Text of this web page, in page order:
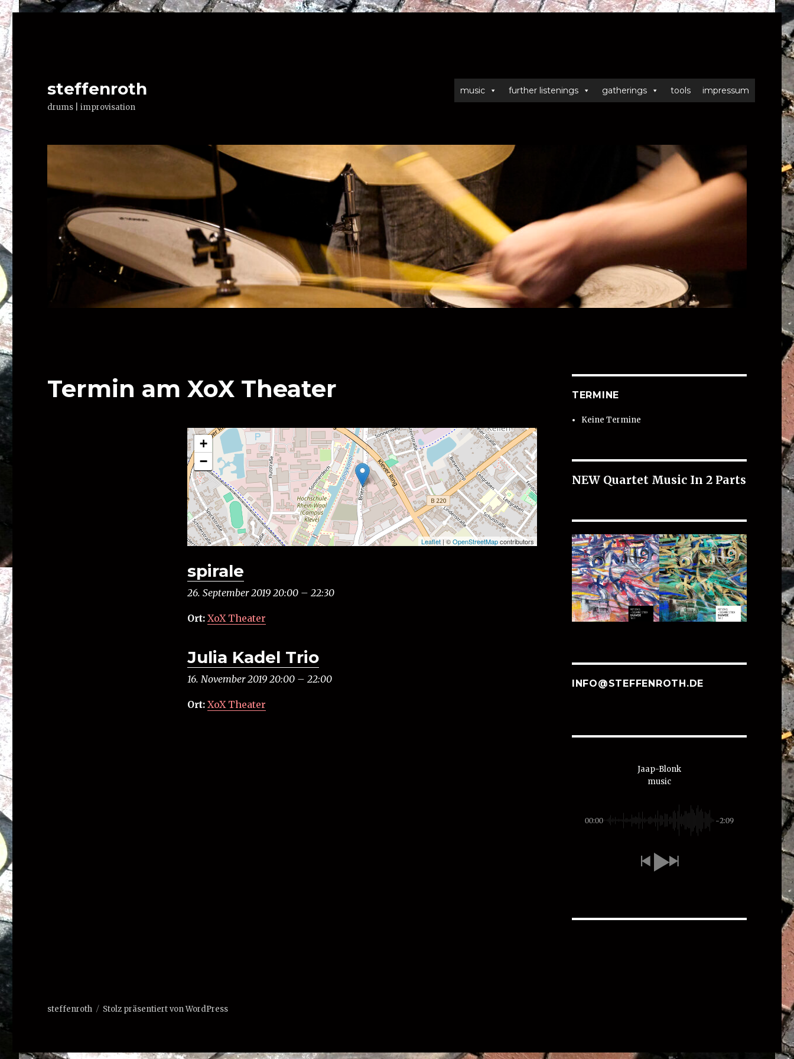
steffenroth
drums | improvisation
music further listenings gatherings tools impressum
Termin amXoX Theater
+
−
Leaflet| ©OpenStreetMapcontributors
spirale
26. September 2019 20:00– 22:30
Ort: XoX Theater
Julia Kadel Trio
16. November 2019 20:00– 22:00
Ort: XoX Theater
TERMINE
Keine Termine
NEW Quartet Music In 2 Parts
INFO@STEFFENROTH.DE
Jaap-Blonk
music
00:00 -2:09
steffenroth Stolz präsentiert von WordPress